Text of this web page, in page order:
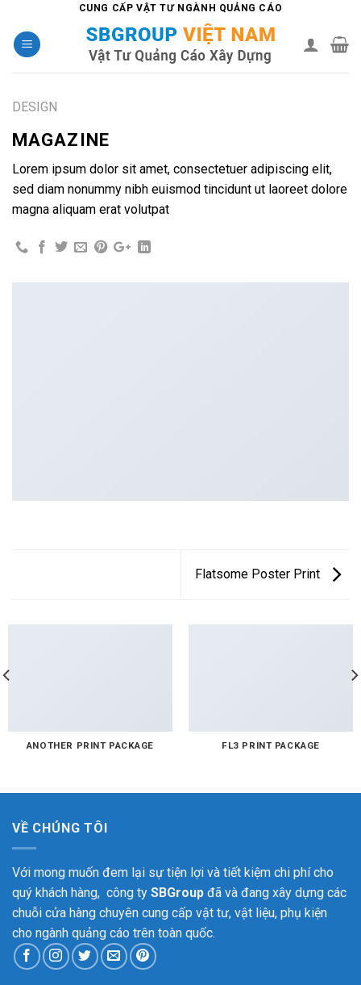
content
CUNG CẤP VẬT TƯ NGÀNH QUẢNG CÁO
DESIGN
MAGAZINE
Lorem ipsum dolor sit amet, consectetuer adipiscing elit,
sed diam nonummy nibh euismod tincidunt ut laoreet dolore
magna aliquam erat volutpat
Flatsome Poster Print
ANOTHER PRINT PACKAGE FL3 PRINT PACKAGE
VỀ CHÚNG TÔI
Với mong muốn đem lại sự tiện lợi và tiết kiệm chi phí cho
quý khách hàng, công ty SBGroup đã và đang xây dựng các
chuỗi cửa hàng chuyên cung cấp vật tư, vật liệu, phụ kiện
cho ngành quảng cáo trên toàn quốc.